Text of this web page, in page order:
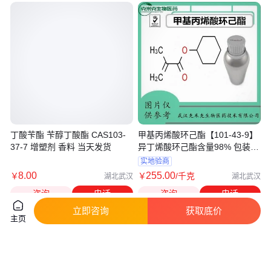
丁酸苄酯 苄醇丁酸酯 CAS103-
37-7 增塑剂 香料 当天发货
￥8.00 湖北武汉
咨询 电话
甲基丙烯酸环己酯【101-43-9】
异丁烯酸环己酯含量98% 包装
1kg
实地验商
￥255.00/千克 湖北武汉
咨询 电话
主页
立即咨询 获取底价